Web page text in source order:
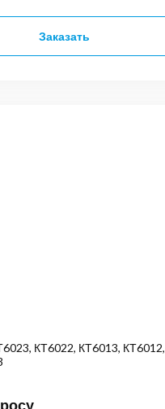
Заказать
КТ6022, КТ6013, КТ6012,